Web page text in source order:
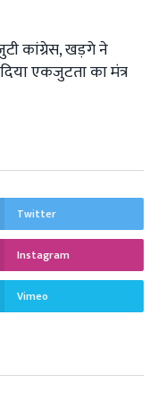
कांग्रेस, खड़गे ने
एकजुटता का मंत्र
Twitter
Instagram
Vimeo